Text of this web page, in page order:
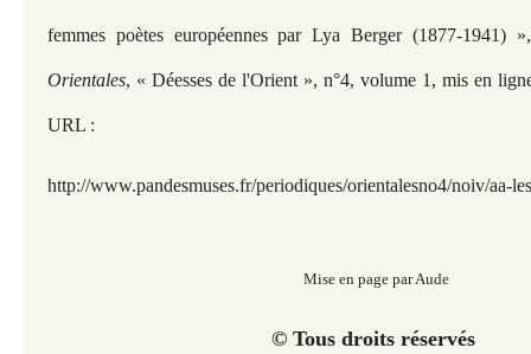
femmes poètes européennes par Lya Berger (1877-1941) »
Orientales, « Déesses de l'Orient », n°4, volume 1, mis en
URL :
http://www.pandesmuses.fr/periodiques/orientalesno4/noiv/aa-
Mise en page par Aude
© Tous droits réservés